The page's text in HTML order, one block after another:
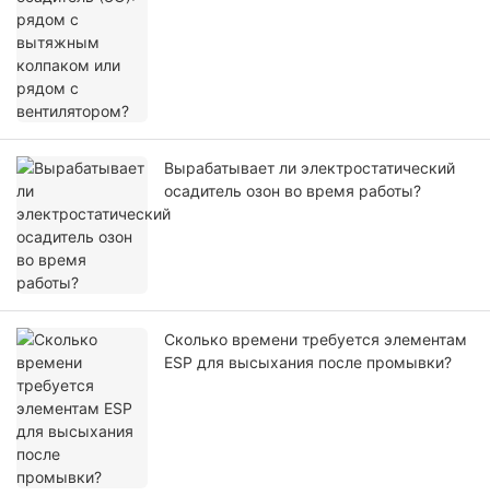
Вырабатывает ли электростатический
осадитель озон во время работы?
Сколько времени требуется элементам
ESP для высыхания после промывки?